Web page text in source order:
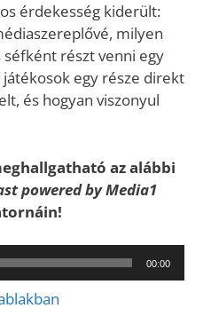
érdekesség kiderült:
milyen
séfként részt venni egy
egy része direkt
és hogyan viszonyul
az alábbi
powered by Media1
00:00